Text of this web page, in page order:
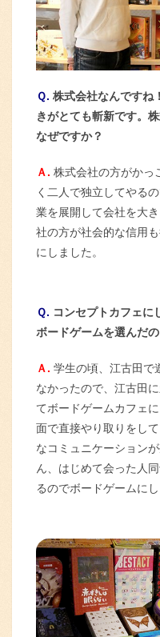
Ｑ. 株式会社なんですね
きがとても斬新です。
なぜですか？
Ａ. 株式会社の方がかっ
く二人で独立してやる
業を展開して会社を大
社の方が社会的な信用
にしました。
Ｑ. コンセプトカフェに
ボードゲームを選んだの
Ａ. 学生の頃、江古田で
なかったので、江古田
てボードゲームカフェ
面で直接やり取りをし
なコミュニケーション
ん、はじめて会った人
るのでボードゲームにし